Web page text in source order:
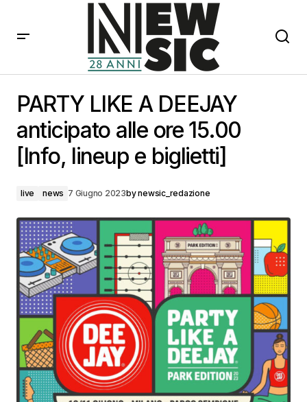
lineup e biglietti]
PARTY LIKE A DEEJAY
anticipato alle ore 15.00
[Info, lineup e biglietti]
live news 7 Giugno 2023bynewsic_redazione